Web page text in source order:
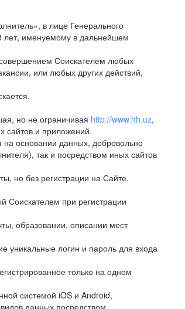
в лице Генерального
лет, именуемому в дальнейшем
Соискателем любых
или любых других действий,
но не ограничивая http://www.hh.uz,
сайтов и приложений.
основании данных, добровольно
так и посредством иных сайтов
но без регистрации на Сайте.
Соискателем при регистрации
образовании, описании мест
уникальные логин и пароль для входа
только на одном
системой iOS и Android,
данных посредством